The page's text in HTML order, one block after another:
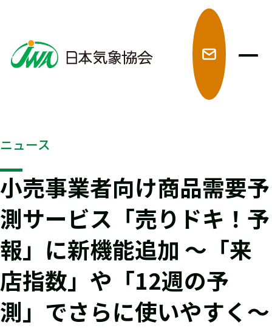
ニュース
小売事業者向け商品需要予
測サービス「売りドキ！予
報」に新機能追加 ～「来
店指数」や「12週の予
測」でさらに使いやすく～